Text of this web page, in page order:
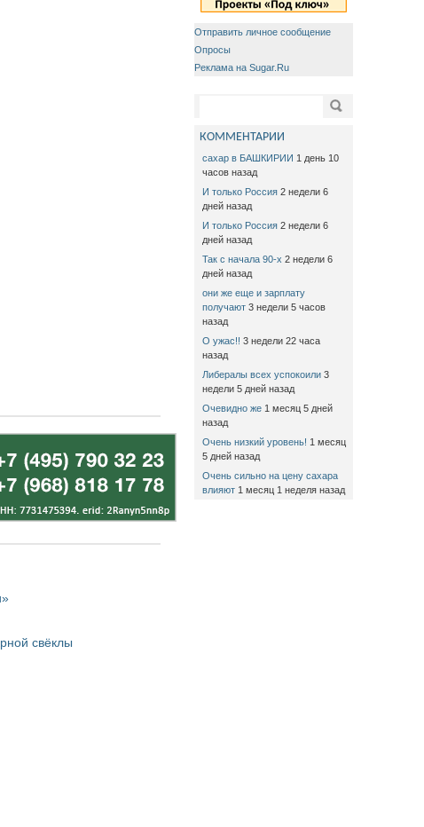
свёклы
Отправить личное сообщение
Опросы
Реклама на Sugar.Ru
Поиск
КОММЕНТАРИИ
сахар в БАШКИРИИ 1 день 10
часов назад
И только Россия 2 недели 6
дней назад
И только Россия 2 недели 6
дней назад
Так с начала 90-х 2 недели 6
дней назад
они же еще и зарплату
получают 3 недели 5 часов
назад
О ужас!! 3 недели 22 часа
назад
Либералы всех успокоили 3
недели 5 дней назад
Очевидно же 1 месяц 5 дней
назад
Очень низкий уровень! 1 месяц
5 дней назад
Очень сильно на цену сахара
влияют 1 месяц 1 неделя назад